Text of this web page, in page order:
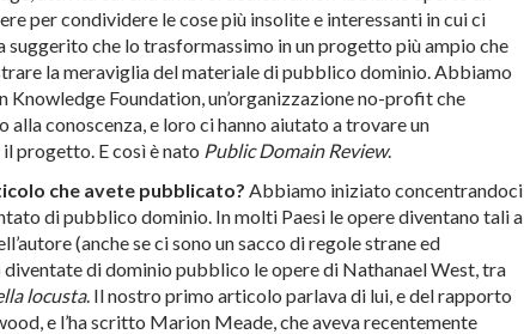
per condividere le cose più insolite e interessanti in cui ci
suggerito che lo trasformassimo in un progetto più ampio che
la meraviglia del materiale di pubblico dominio. Abbiamo
Knowledge Foundation, un’organizzazione no-profit che
alla conoscenza, e loro ci hanno aiutato a trovare un
progetto. E così è nato Public Domain Review.
che avete pubblicato? Abbiamo iniziato concentrandoci
di pubblico dominio. In molti Paesi le opere diventano tali a
(anche se ci sono un sacco di regole strane ed
di dominio pubblico le opere di Nathanael West, tra
locusta. Il nostro primo articolo parlava di lui, e del rapporto
e l’ha scritto Marion Meade, che aveva recentemente